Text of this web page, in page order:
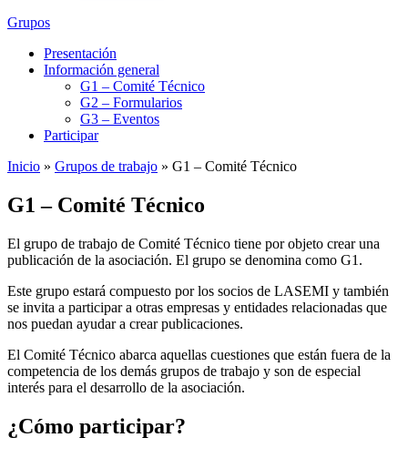
Grupos
Presentación
Información general
G1 – Comité Técnico
G2 – Formularios
G3 – Eventos
Participar
Inicio » Grupos de trabajo » G1 – Comité Técnico
G1 – Comité Técnico
El grupo de trabajo de Comité Técnico tiene por objeto crear una
publicación de la asociación. El grupo se denomina como G1.
Este grupo estará compuesto por los socios de LASEMI y también
se invita a participar a otras empresas y entidades relacionadas que
nos puedan ayudar a crear publicaciones.
El Comité Técnico abarca aquellas cuestiones que están fuera de la
competencia de los demás grupos de trabajo y son de especial
interés para el desarrollo de la asociación.
¿Cómo participar?